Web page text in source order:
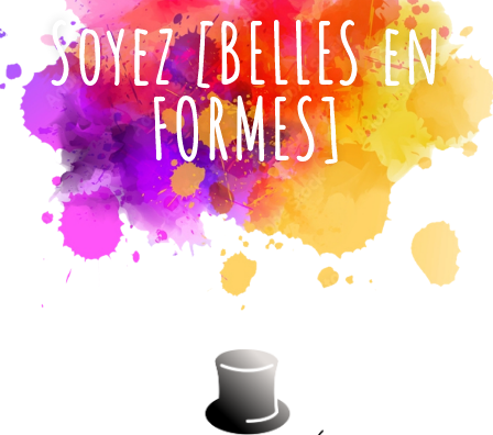
Soyez [BELLES en
FORMES]